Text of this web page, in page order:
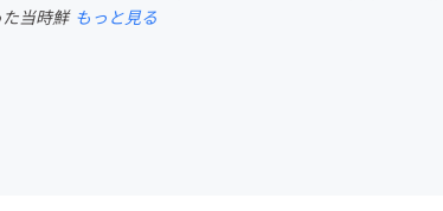
当時鮮 もっと見る